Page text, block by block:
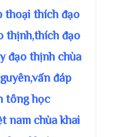
thoại thích đạo
thịnh,thích đạo
đạo thịnh chùa
đáp
tông học
nam chùa khai